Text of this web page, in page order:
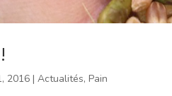
2016 |Actualités,Pain